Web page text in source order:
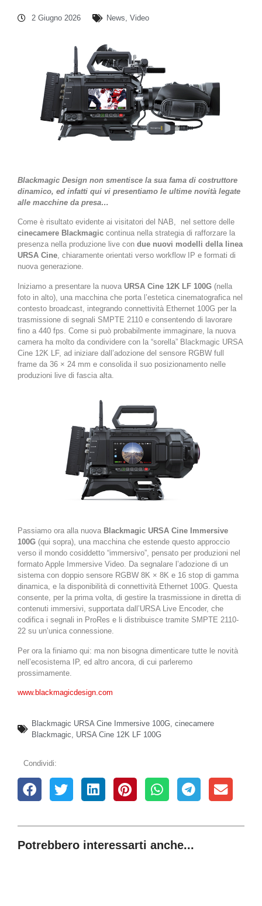
2 Giugno 2026 News, Video
Blackmagic Design non smentisce la sua fama di costruttore
dinamico, ed infatti qui vi presentiamo le ultime novità legate
alle macchine da presa…
Come è risultato evidente ai visitatori del NAB,
nel settore delle
cinecamere Blackmagic continua nella strategia di rafforzare la
presenza nella produzione live con due nuovi modelli della linea
URSA Cine, chiaramente orientati verso workflow IP e formati di
nuova generazione.
Iniziamo a presentare la nuova URSA Cine 12K LF 100G (nella
foto in alto), una macchina che porta l’estetica cinematografica nel
contesto broadcast, integrando connettività Ethernet 100G per la
trasmissione di segnali SMPTE 2110 e consentendo di lavorare
fino a 440 fps. Come si può probabilmente immaginare, la nuova
camera ha molto da condividere con la “sorella” Blackmagic URSA
Cine 12K LF, ad iniziare dall’adozione del sensore RGBW full
frame da 36 × 24 mm e consolida il suo posizionamento nelle
produzioni live di fascia alta.
Passiamo ora alla nuova Blackmagic URSA Cine Immersive
100G (qui sopra), una macchina che estende questo approccio
verso il mondo cosiddetto “immersivo”, pensato per produzioni nel
formato Apple Immersive Video. Da segnalare l’adozione di un
sistema con doppio sensore RGBW 8K × 8K e 16 stop di gamma
dinamica, e la disponibilità di connettività Ethernet 100G. Questa
consente, per la prima volta, di gestire la trasmissione in diretta di
contenuti immersivi, supportata dall’URSA Live Encoder, che
codifica i segnali in ProRes e li distribuisce tramite SMPTE 2110-
22 su un’unica connessione.
Per ora la finiamo qui: ma non bisogna dimenticare tutte le novità
nell’ecosistema IP, ed altro ancora, di cui parleremo
prossimamente.
www.blackmagicdesign.com
Blackmagic URSA Cine Immersive 100G, cinecamere
Blackmagic, URSA Cine 12K LF 100G
Condividi:
Potrebbero interessarti anche...